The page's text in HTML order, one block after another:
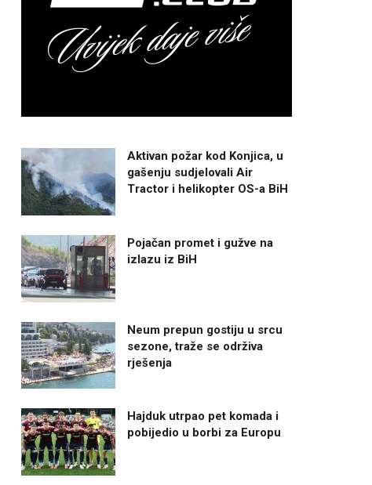
Aktivan požar kod Konjica, u
gašenju sudjelovali Air
Tractor i helikopter OS-a BiH
Pojačan promet i gužve na
izlazu iz BiH
Neum prepun gostiju u srcu
sezone, traže se održiva
rješenja
Hajduk utrpao pet komada i
pobijedio u borbi za Europu